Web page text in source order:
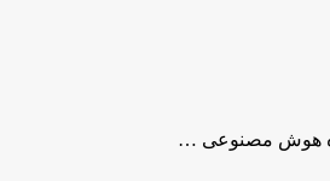
هوش مصنوعی …